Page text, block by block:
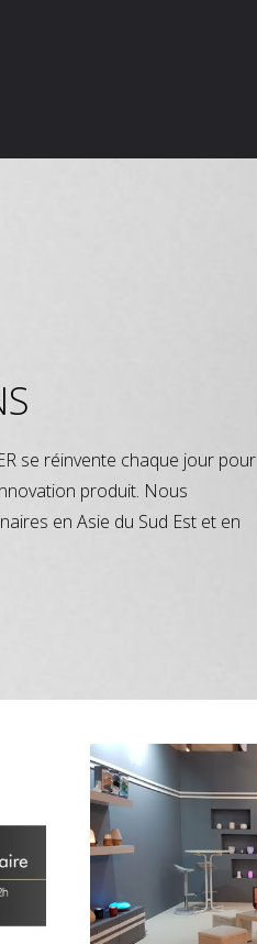
se réinvente chaque jour pour
produit. Nous
en Asie du Sud Est et en